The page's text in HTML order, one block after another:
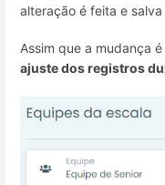
alteração é feita e salva
Assim que a mudança
ajuste dos registros